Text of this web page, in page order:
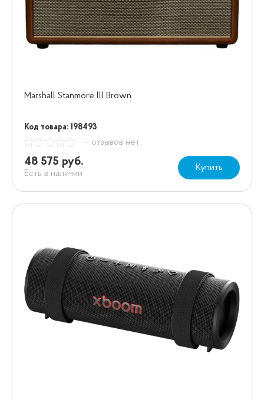
Marshall Stanmore lll Brown
Код товара: 198493
— отзывов нет
48 575 руб.
Есть в наличии
Купить